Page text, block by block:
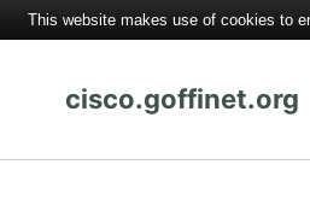
cisco.goffinet.org
This website makes use of cookies to